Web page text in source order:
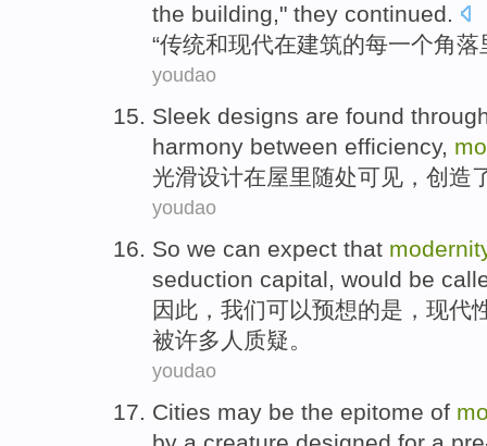
the building," they continued.
“传统和现代在建筑的每一个角落
youdao
Sleek designs are found
harmony between efficiency,
光滑设计在屋里随处可见， 创造
youdao
So we can expect that
seduction capital, would be
因此 ， 我们可以预想的是， 现代
被许多人质疑。
youdao
Cities may be the epitome of